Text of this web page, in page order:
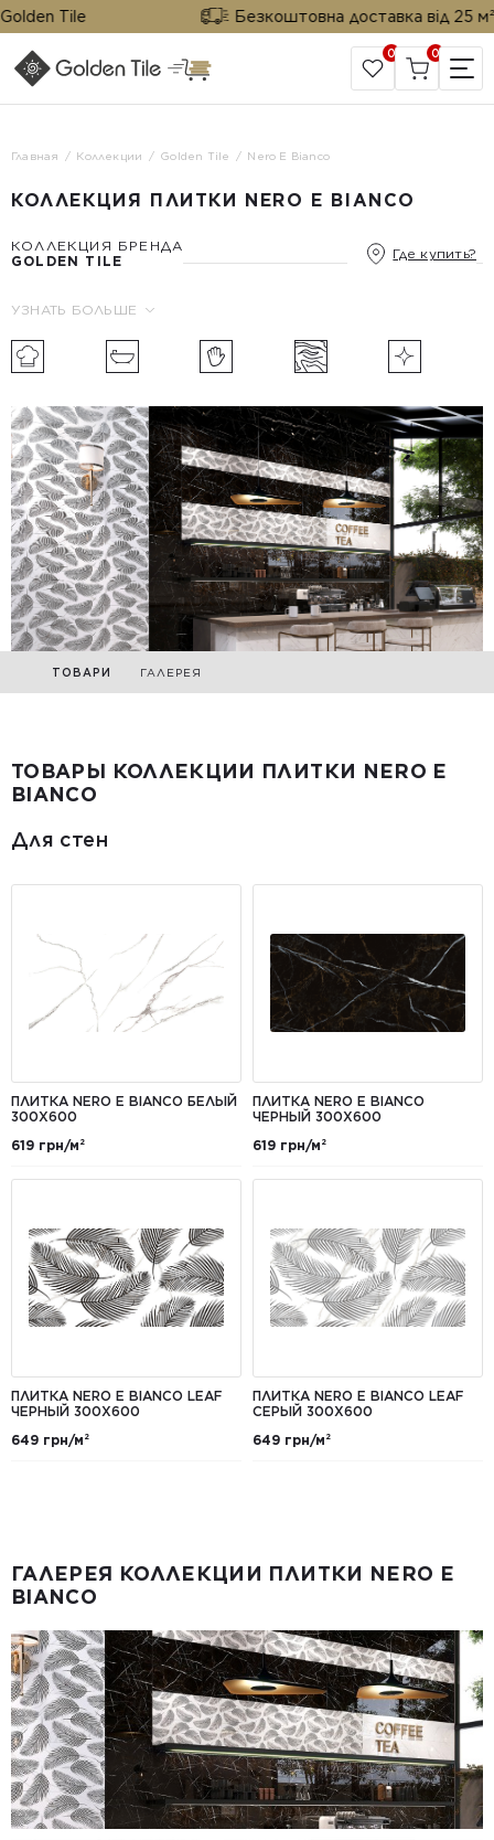
Tile Безкоштовна доставка від 25 м²
САЙТ КОМПАНИИ
0 0
Главная Коллекции Golden Tile Nero E Bianco
КОЛЛЕКЦИЯ ПЛИТКИ NERO E BIANCO
КОЛЛЕКЦИЯ БРЕНДА
GOLDEN TILE
Где купить?
УЗНАТЬ БОЛЬШЕ
ТОВАРИ ГАЛЕРЕЯ
ТОВАРЫ КОЛЛЕКЦИИ ПЛИТКИ NERO E
BIANCO
Для стен
ПЛИТКА NERO E BIANCO БЕЛЫЙ
300X600
619 грн/м²
ПЛИТКА NERO E BIANCO
ЧЕРНЫЙ 300X600
619 грн/м²
ПЛИТКА NERO E BIANCO LEAF
ЧЕРНЫЙ 300Х600
649 грн/м²
ПЛИТКА NERO E BIANCO LEAF
СЕРЫЙ 300X600
649 грн/м²
ГАЛЕРЕЯ КОЛЛЕКЦИИ ПЛИТКИ NERO E
BIANCO